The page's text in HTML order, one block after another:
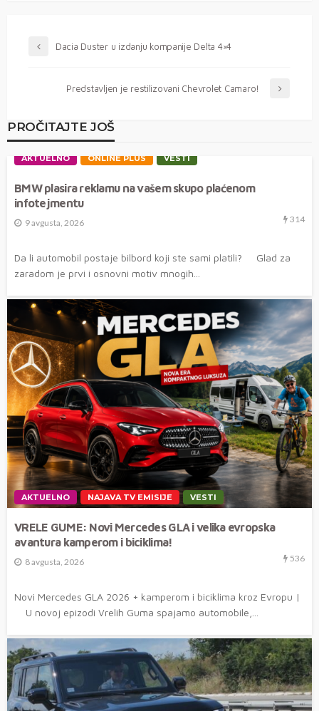
Dacia Duster u izdanju kompanije Delta 4×4
Predstavljen je restilizovani Chevrolet Camaro!
PROČITAJTE JOŠ
AKTUELNO ONLINE PLUS VESTI
BMW plasira reklamu na vašem skupo plaćenom
infotejmentu
9 avgusta, 2026 314
Da li automobil postaje bilbord koji ste sami platili? Glad za
zaradom je prvi i osnovni motiv mnogih...
AKTUELNO NAJAVA TV EMISIJE VESTI
VRELE GUME: Novi Mercedes GLA i velika evropska
avantura kamperom i biciklima!
8 avgusta, 2026 536
Novi Mercedes GLA 2026 + kamperom i biciklima kroz Evropu |
U novoj epizodi Vrelih Guma spajamo automobile,...